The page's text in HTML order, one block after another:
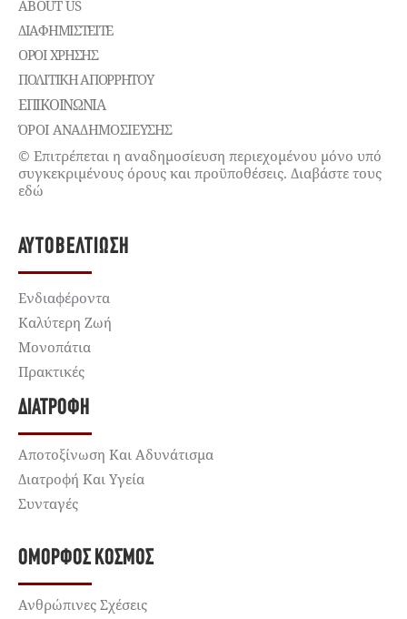
ABOUT US
ΔΙΑΦΗΜΙΣΤΕΊΤΕ
ΌΡΟΙ ΧΡΉΣΗΣ
ΠΟΛΙΤΙΚΉ ΑΠΟΡΡΉΤΟΥ
ΕΠΙΚΟΙΝΩΝΊΑ
ΌΡΟΙ ΑΝΑΔΗΜΟΣΙΕΥΣΗΣ
© Επιτρέπεται η αναδημοσίευση περιεχομένου μόνο υπό
συγκεκριμένους όρους και προϋποθέσεις. Διαβάστε τους
εδώ
ΑΥΤΟΒΕΛΤΊΩΣΗ
Ενδιαφέροντα
Καλύτερη Ζωή
Μονοπάτια
Πρακτικές
ΔΙΑΤΡΟΦΉ
Αποτοξίνωση Και Αδυνάτισμα
Διατροφή Και Υγεία
Συνταγές
ΌΜΟΡΦΟΣ ΚΌΣΜΟΣ
Ανθρώπινες Σχέσεις